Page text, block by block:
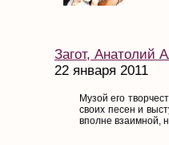
Загот, Анатолий
22 января 2011
Музой его
своих песен и
вполне взаимной,